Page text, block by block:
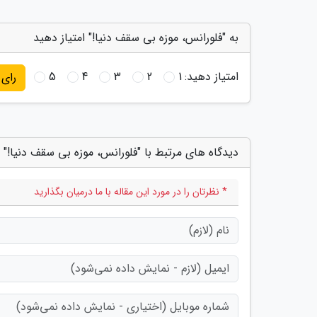
به "فلورانس، موزه بی سقف دنیا!" امتیاز دهید
امتیاز دهید:1
2
3
4
5 رای
دیدگاه های مرتبط با "فلورانس، موزه بی سقف دنیا!"
* نظرتان را در مورد این مقاله با ما درمیان بگذارید